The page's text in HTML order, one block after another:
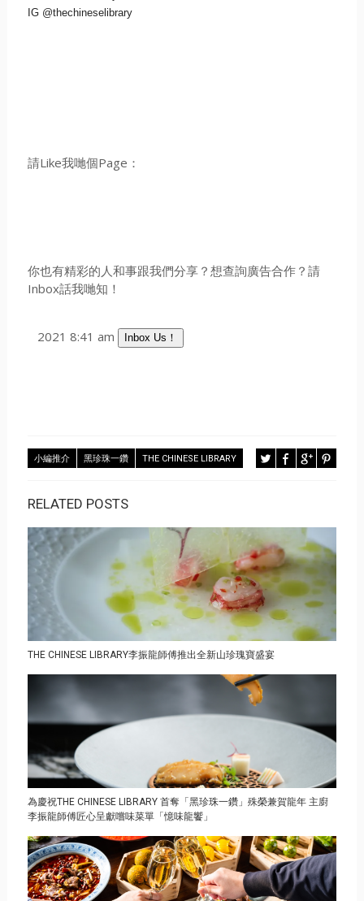
IG @thechineselibrary
請Like我哋個Page：
你也有精彩的人和事跟我們分享？想查詢廣告合作？請
Inbox話我哋知！
2021 8:41 am Inbox Us！
小編推介 黑珍珠一鑽 THE CHINESE LIBRARY
RELATED POSTS
THE CHINESE LIBRARY李振龍師傅推出全新山珍瑰寶盛宴
為慶祝THE CHINESE LIBRARY 首奪「黑珍珠一鑽」殊榮兼賀龍年 主廚
李振龍師傅匠心呈獻嚐味菜單「憶味龍饗」